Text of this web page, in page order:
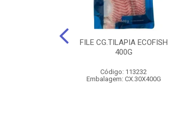
FILE CG.TILAPIA ECOFISH
400G
Código: 113232
Embalagem: CX.30X400G